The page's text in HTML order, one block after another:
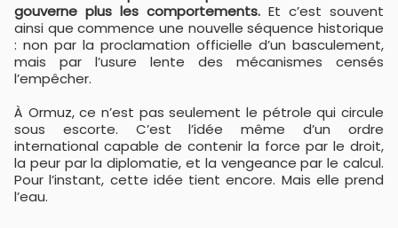
gouverne plus les comportements. Et c’est souvent
ainsi que commence une nouvelle séquence historique
: non par la proclamation officielle d’un basculement,
mais par l’usure lente des mécanismes censés
l’empêcher.
À Ormuz, ce n’est pas seulement le pétrole qui circule
sous escorte. C’est l’idée même d’un ordre
international capable de contenir la force par le droit,
la peur par la diplomatie, et la vengeance par le calcul.
Pour l’instant, cette idée tient encore. Mais elle prend
l’eau.